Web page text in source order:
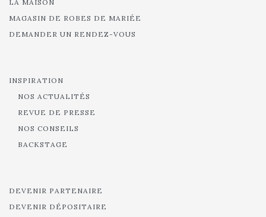
LA MAISON
MAGASIN DE ROBES DE MARIÉE
DEMANDER UN RENDEZ-VOUS
INSPIRATION
NOS ACTUALITÉS
REVUE DE PRESSE
NOS CONSEILS
BACKSTAGE
DEVENIR PARTENAIRE
DEVENIR DÉPOSITAIRE